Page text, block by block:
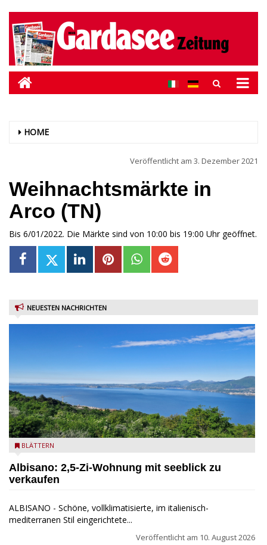
HOME
Veröffentlicht am 3. Dezember 2021
Weihnachtsmärkte in
Arco (TN)
Bis 6/01/2022. Die Märkte sind von 10:00 bis 19:00 Uhr geöffnet.
NEUESTEN NACHRICHTEN
Seeblick
BLÄTTERN
Albisano: 2,5-Zi-Wohnung mit seeblick zu
verkaufen
ALBISANO - Schöne, vollklimatisierte, im italienisch-
mediterranen Stil eingerichtete...
Veröffentlicht am 10. August 2026